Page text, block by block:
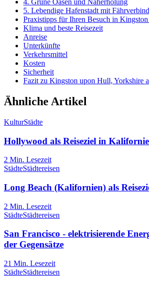
4. Grüne Oasen und Naherholung
5. Lebendige Hafenstadt mit
Praxistipps für Ihren Besuch in
Klima und beste Reisezeit
Anreise
Unterkünfte
Verkehrsmittel
Kosten
Sicherheit
Fazit zu Kingston upon Hull, Yorkshire
Ähnliche Artikel
KulturStädte
Hollywood als Reiseziel in
2 Min. Lesezeit
StädteStädtereisen
Long Beach (Kalifornien) als
2 Min. Lesezeit
StädteStädtereisen
San Francisco - elektrisierende
der Gegensätze
21 Min. Lesezeit
StädteStädtereisen